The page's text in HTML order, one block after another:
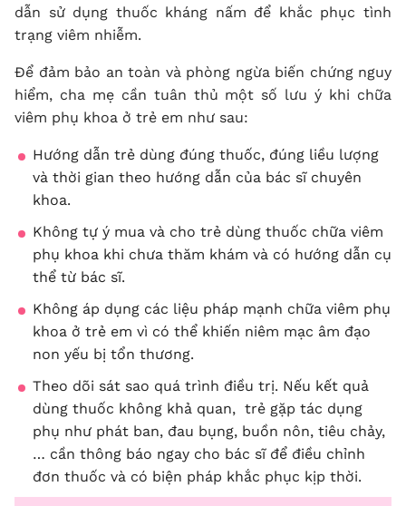
dẫn sử dụng thuốc kháng nấm để khắc phục tình
trạng viêm nhiễm.
Để đảm bảo an toàn và phòng ngừa biến chứng nguy
hiểm, cha mẹ cần tuân thủ một số lưu ý khi chữa
viêm phụ khoa ở trẻ em như sau:
Hướng dẫn trẻ dùng đúng thuốc, đúng liều lượng
và thời gian theo hướng dẫn của bác sĩ chuyên
khoa.
Không tự ý mua và cho trẻ dùng thuốc chữa viêm
phụ khoa khi chưa thăm khám và có hướng dẫn cụ
thể từ bác sĩ.
Không áp dụng các liệu pháp mạnh chữa viêm phụ
khoa ở trẻ em vì có thể khiến niêm mạc âm đạo
non yếu bị tổn thương.
Theo dõi sát sao quá trình điều trị. Nếu kết quả
dùng thuốc không khả quan, trẻ gặp tác dụng
phụ như phát ban, đau bụng, buồn nôn, tiêu chảy,
… cần thông báo ngay cho bác sĩ để điều chỉnh
đơn thuốc và có biện pháp khắc phục kịp thời.